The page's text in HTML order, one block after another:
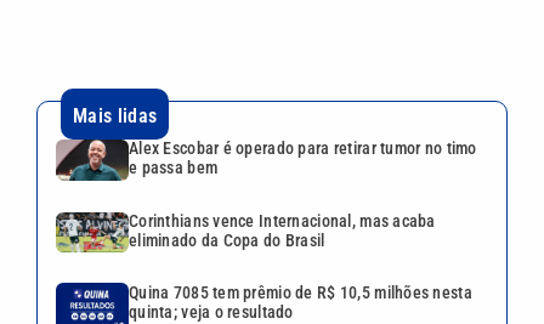
Mais lidas
Alex Escobar é operado para retirar tumor no timo
e passa bem
Corinthians vence Internacional, mas acaba
eliminado da Copa do Brasil
Quina 7085 tem prêmio de R$ 10,5 milhões nesta
quinta; veja o resultado